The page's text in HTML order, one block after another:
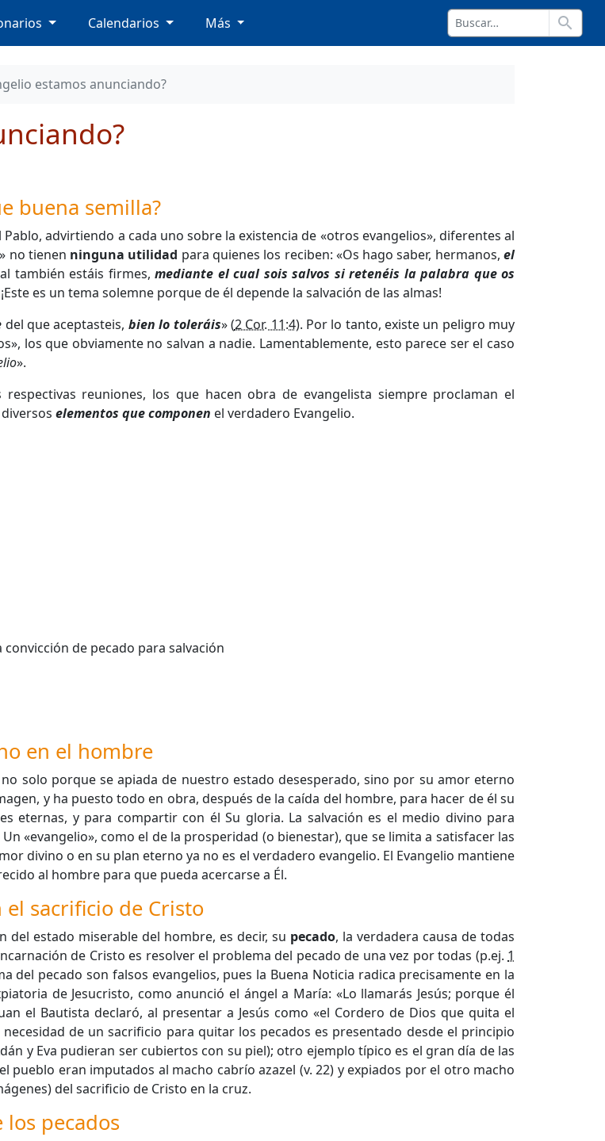
Calendarios Más search
estamos anunciando?
buena semilla?
advirtiendo a cada uno sobre la existencia de «otros evangelios», diferentes al
no tienen ninguna utilidad para quienes los reciben: «Os hago saber, hermanos,el
también estáis firmes,mediante el cual sois salvos si retenéis la palabra que os
es un tema solemne porque de él depende la salvación de las almas!
del que aceptasteis, bien lo toleráis» (2 Cor. 11:4). Por lo tanto, existe un peligro muy
los que obviamente no salvan a nadie. Lamentablemente, esto parece ser el caso
».
reuniones, los que hacen obra de evangelista siempre proclaman el
elementos que componen el verdadero Evangelio.
de pecado para salvación
en el hombre
solo porque se apiada de nuestro estado desesperado, sino por su amor eterno
y ha puesto todo en obra, después de la caída del hombre, para hacer de él su
eternas, y para compartir con él Su gloria. La salvación es el medio divino para
«evangelio», como el de la prosperidad (o bienestar), que se limita a satisfacer las
divino o en su plan eterno ya no es el verdadero evangelio. El Evangelio mantiene
al hombre para que pueda acercarse a Él.
sacrificio de Cristo
del estado miserable del hombre, es decir, su pecado, la verdadera causa de todas
de Cristo es resolver el problema del pecado de una vez por todas (p.ej. 1
del pecado son falsos evangelios, pues la Buena Noticia radica precisamente en la
de Jesucristo, como anunció el ángel a María: «Lo llamarás Jesús; porque él
el Bautista declaró, al presentar a Jesús como «el Cordero de Dios que quita el
de un sacrificio para quitar los pecados es presentado desde el principio
y Eva pudieran ser cubiertos con su piel); otro ejemplo típico es el gran día de las
pueblo eran imputados al macho cabrío azazel (v. 22) y expiados por el otro macho
del sacrificio de Cristo en la cruz.
pecados